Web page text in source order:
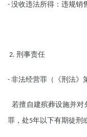
- 没收违法所得：违规销
2. 刑事责任
- 非法经营罪（《刑法》
若擅自建殡葬设施并
罪，处5年以下有期徒刑